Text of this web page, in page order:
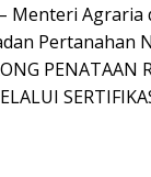
Menteri Agraria
Pertanahan
PENATAAN